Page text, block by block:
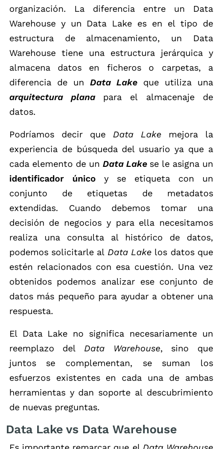
organización. La diferencia entre un Data
Warehouse y un Data Lake es en el tipo de
estructura de almacenamiento, un Data
Warehouse tiene una estructura jerárquica y
almacena datos en ficheros o carpetas, a
diferencia de unData Lake que utiliza una
arquitectura plana para el almacenaje de
datos.
Podríamos decir que Data Lake mejora la
experiencia de búsqueda del usuario ya que a
cada elemento de un Data Lake se le asigna un
identificador único y se etiqueta con un
conjunto de etiquetas de metadatos
extendidas. Cuando debemos tomar una
decisión de negocios y para ella necesitamos
realiza una consulta al histórico de datos,
podemos solicitarle al Data Lake los datos que
estén relacionados con esa cuestión. Una vez
obtenidos podemos analizar ese conjunto de
datos más pequeño para ayudar a obtener una
respuesta.
El Data Lake no significa necesariamente un
reemplazo del Data Warehouse, sino que
juntos se complementan, se suman los
esfuerzos existentes en cada una de ambas
herramientas y dan soporte al descubrimiento
de nuevas preguntas.
Data Lake vs Data Warehouse